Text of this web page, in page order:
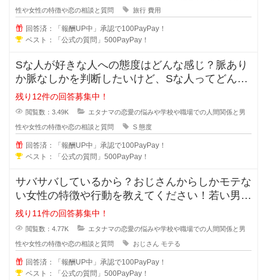
性や女性の特徴や恋の相談と質問 旅行 費用
回答済：「報酬UP中」承認で100PayPay！
ベスト：「公式の質問」500PayPay！
Sな人が好きな人への態度はどんな感じ？脈あり
か脈なしかを判断したいけど、Sな人ってどんな
考えで好きな人への態度が出るでし
残り12件の回答募集中！
閲覧数：3.49K エタナマの恋愛の悩みや学校や職場での人間関係と男
性や女性の特徴や恋の相談と質問 S 態度
回答済：「報酬UP中」承認で100PayPay！
ベスト：「公式の質問」500PayPay！
サバサバしているから？おじさんからしかモテな
い女性の特徴や行動を教えてください！若い男性
にはモテないいけど何故だかおじさ
残り11件の回答募集中！
閲覧数：4.77K エタナマの恋愛の悩みや学校や職場での人間関係と男
性や女性の特徴や恋の相談と質問 おじさん モテる
回答済：「報酬UP中」承認で100PayPay！
ベスト：「公式の質問」500PayPay！